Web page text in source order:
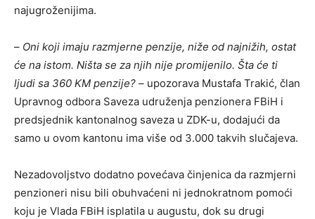
najugroženijima.
– Oni koji imaju razmjerne penzije, niže od najnižih, ostat
će na istom. Ništa se za njih nije promijenilo. Šta će ti
ljudi sa 360 KM penzije? – upozorava Mustafa Trakić, član
Upravnog odbora Saveza udruženja penzionera FBiH i
predsjednik kantonalnog saveza u ZDK-u, dodajući da
samo u ovom kantonu ima više od 3.000 takvih slučajeva.
Nezadovoljstvo dodatno povećava činjenica da razmjerni
penzioneri nisu bili obuhvaćeni ni jednokratnom pomoći
koju je Vlada FBiH isplatila u augustu, dok su drugi